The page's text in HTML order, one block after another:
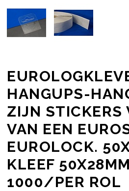
HANGUPS-
ZIJN STICKERS
VAN EEN
EUROLOCK.
KLEEF 50X28MM
1000/PER ROL